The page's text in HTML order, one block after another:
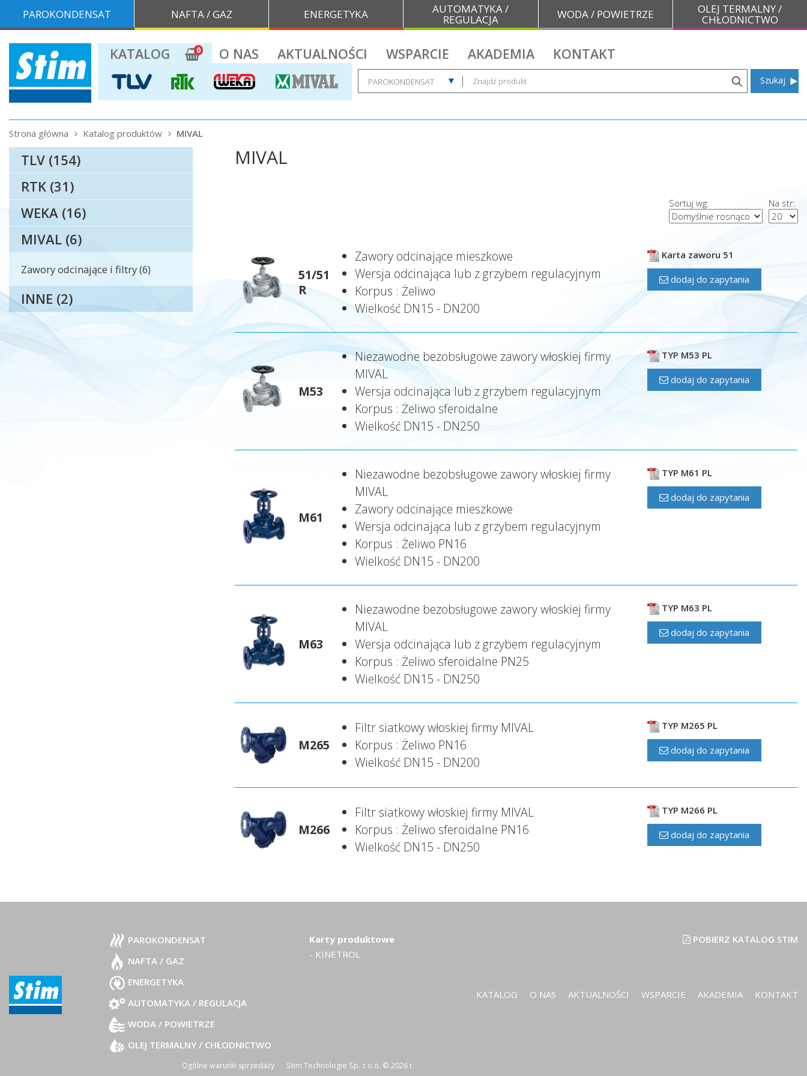
PAROKONDENSAT NAFTA / GAZ ENERGETYKA AUTOMATYKA /
REGULACJA WODA / POWIETRZE OLEJ TERMALNY /
CHŁODNICTWO
KATALOG 0
Szukaj
O NAS AKTUALNOŚCI WSPARCIE AKADEMIA KONTAKT
Strona główna Katalog produktów MIVAL
TLV (154)
RTK (31)
WEKA (16)
MIVAL (6)
Zawory odcinające i filtry (6)
INNE (2)
MIVAL
Na str:
Sortuj wg:
51/51
R
Zawory odcinające mieszkowe
Wersja odcinająca lub z grzybem regulacyjnym
Korpus : Żeliwo
Wielkość DN15 - DN200
Karta zaworu 51
dodaj do zapytania
M53
Niezawodne bezobsługowe zawory włoskiej firmy
MIVAL
Wersja odcinająca lub z grzybem regulacyjnym
Korpus : Żeliwo sferoidalne
Wielkość DN15 - DN250
TYP M53 PL
dodaj do zapytania
M61
Niezawodne bezobsługowe zawory włoskiej firmy
MIVAL
Zawory odcinające mieszkowe
Wersja odcinająca lub z grzybem regulacyjnym
Korpus : Żeliwo PN16
Wielkość DN15 - DN200
TYP M61 PL
dodaj do zapytania
M63
Niezawodne bezobsługowe zawory włoskiej firmy
MIVAL
Wersja odcinająca lub z grzybem regulacyjnym
Korpus : Żeliwo sferoidalne PN25
Wielkość DN15 - DN250
TYP M63 PL
dodaj do zapytania
M265
Filtr siatkowy włoskiej firmy MIVAL
Korpus : Żeliwo PN16
Wielkość DN15 - DN200
TYP M265 PL
dodaj do zapytania
M266
Filtr siatkowy włoskiej firmy MIVAL
Korpus : Żeliwo sferoidalne PN16
Wielkość DN15 - DN250
TYP M266 PL
dodaj do zapytania
PAROKONDENSAT
NAFTA / GAZ
ENERGETYKA
AUTOMATYKA / REGULACJA
WODA / POWIETRZE
OLEJ TERMALNY / CHŁODNICTWO
Karty produktowe
- KINETROL
POBIERZ KATALOG STIM
KATALOG O NAS AKTUALNOŚCI WSPARCIE AKADEMIA KONTAKT
Stim Technologie Sp. z o.o. © 2026 r.
Ogólne warunki sprzedaży